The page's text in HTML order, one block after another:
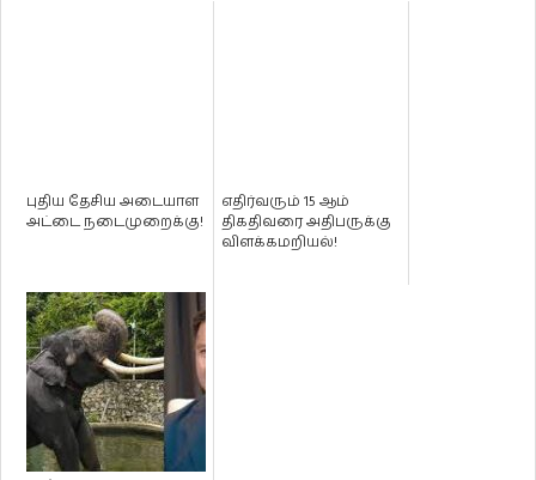
புதிய தேசிய அடையாள
அட்டை நடைமுறைக்கு!
எதிர்வரும் 15 ஆம்
திகதிவரை அதிபருக்கு
விளக்கமறியல்!